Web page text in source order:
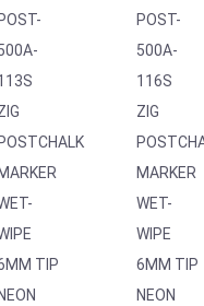
POST-
POSTCHALK
MARKER
TIP
NEON
POST-
500A-
116S
ZIG
MARKER
WET-
WIPE
6MM TIP
NEON